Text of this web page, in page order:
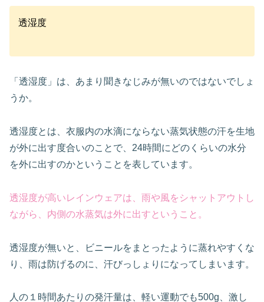
透湿度
「透湿度」は、あまり聞きなじみが無いのではないでしょ
うか。
透湿度とは、衣服内の水滴にならない蒸気状態の汗を生地
が外に出す度合いのことで、24時間にどのくらいの水分
を外に出すのかということを表しています。
透湿度が高いレインウェアは、雨や風をシャットアウトし
ながら、内側の水蒸気は外に出すということ。
透湿度が無いと、ビニールをまとったように蒸れやすくな
り、雨は防げるのに、汗びっしょりになってしまいます。
人の１時間あたりの発汗量は、軽い運動でも500g、激し